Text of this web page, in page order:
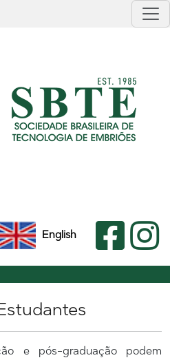
English
e pós-graduação podem